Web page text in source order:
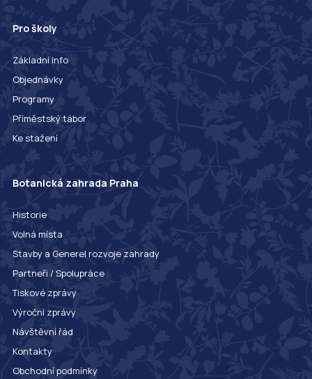
Pro školy
Základní info
Objednávky
Programy
Příměstský tábor
Ke stažení
Botanická zahrada Praha
Historie
Volná místa
Stavby a Generel rozvoje zahrady
Partneři / Spolupráce
Tiskové zprávy
Výroční zprávy
Návštěvní řád
Kontakty
Obchodní podmínky